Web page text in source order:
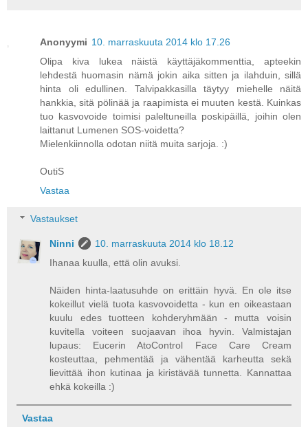
Anonyymi 10. marraskuuta 2014 klo 17.26
Olipa kiva lukea näistä käyttäjäkommenttia, apteekin
lehdestä huomasin nämä jokin aika sitten ja ilahduin, sillä
hinta oli edullinen. Talvipakkasilla täytyy miehelle näitä
hankkia, sitä pölinää ja raapimista ei muuten kestä. Kuinkas
tuo kasvovoide toimisi paleltuneilla poskipäillä, joihin olen
laittanut Lumenen SOS-voidetta?
Mielenkiinnolla odotan niitä muita sarjoja. :)
OutiS
Vastaa
Vastaukset
Ninni
10. marraskuuta 2014 klo 18.12
Ihanaa kuulla, että olin avuksi.
Näiden hinta-laatusuhde on erittäin hyvä. En ole itse
kokeillut vielä tuota kasvovoidetta - kun en oikeastaan
kuulu edes tuotteen kohderyhmään - mutta voisin
kuvitella voiteen suojaavan ihoa hyvin. Valmistajan
lupaus: Eucerin AtoControl Face Care Cream
kosteuttaa, pehmentää ja vähentää karheutta sekä
lievittää ihon kutinaa ja kiristävää tunnetta. Kannattaa
ehkä kokeilla :)
Vastaa